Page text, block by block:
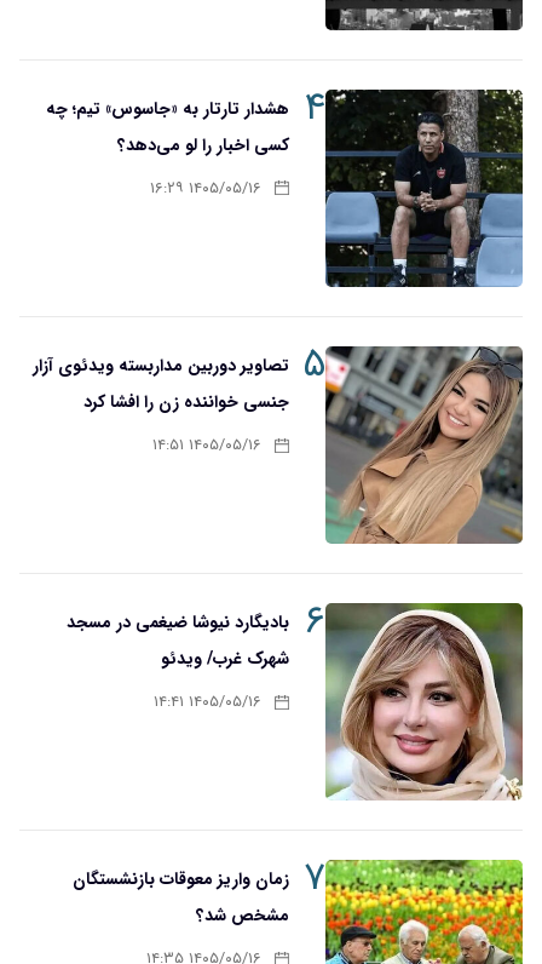
۴
هشدار تارتار به «جاسوس» تیم؛ چه
کسی اخبار را لو می‌دهد؟
۱۴۰۵/۰۵/۱۶ ۱۶:۲۹
۵
تصاویر دوربین مداربسته ویدئوی آزار
جنسی خواننده زن را افشا کرد
۱۴۰۵/۰۵/۱۶ ۱۴:۵۱
۶
بادیگارد نیوشا ضیغمی در مسجد
شهرک غرب/ ویدئو
۱۴۰۵/۰۵/۱۶ ۱۴:۴۱
۷ زمان واریز معوقات بازنشستگان
مشخص شد؟